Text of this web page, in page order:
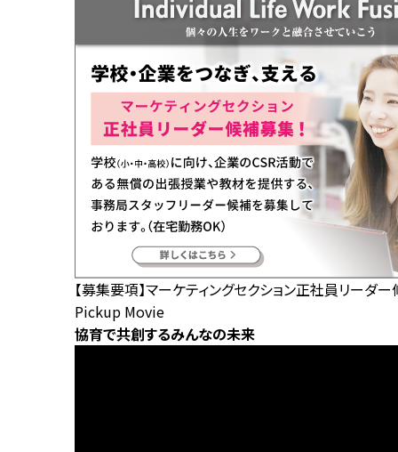
【募集要項】マーケティングセクション正社員リーダ
Pickup Movie
協育で共創するみんなの未来